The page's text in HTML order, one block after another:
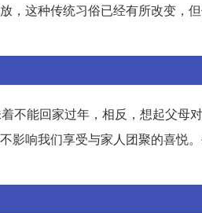
，这种传统习俗已经有所改变，
不能回家过年，相反，想起父母
影响我们享受与家人团聚的喜悦